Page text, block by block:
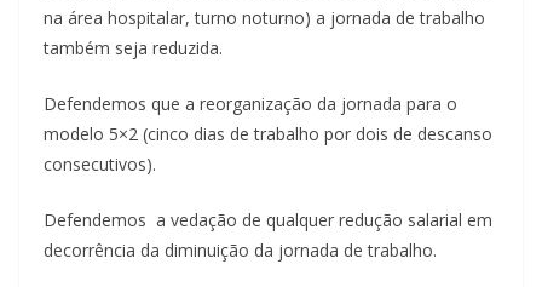
na área hospitalar, turno noturno) a jornada de trabalho
também seja reduzida.
Defendemos que a reorganização da jornada para o
modelo 5×2 (cinco dias de trabalho por dois de descanso
consecutivos).
Defendemos a vedação de qualquer redução salarial em
decorrência da diminuição da jornada de trabalho.